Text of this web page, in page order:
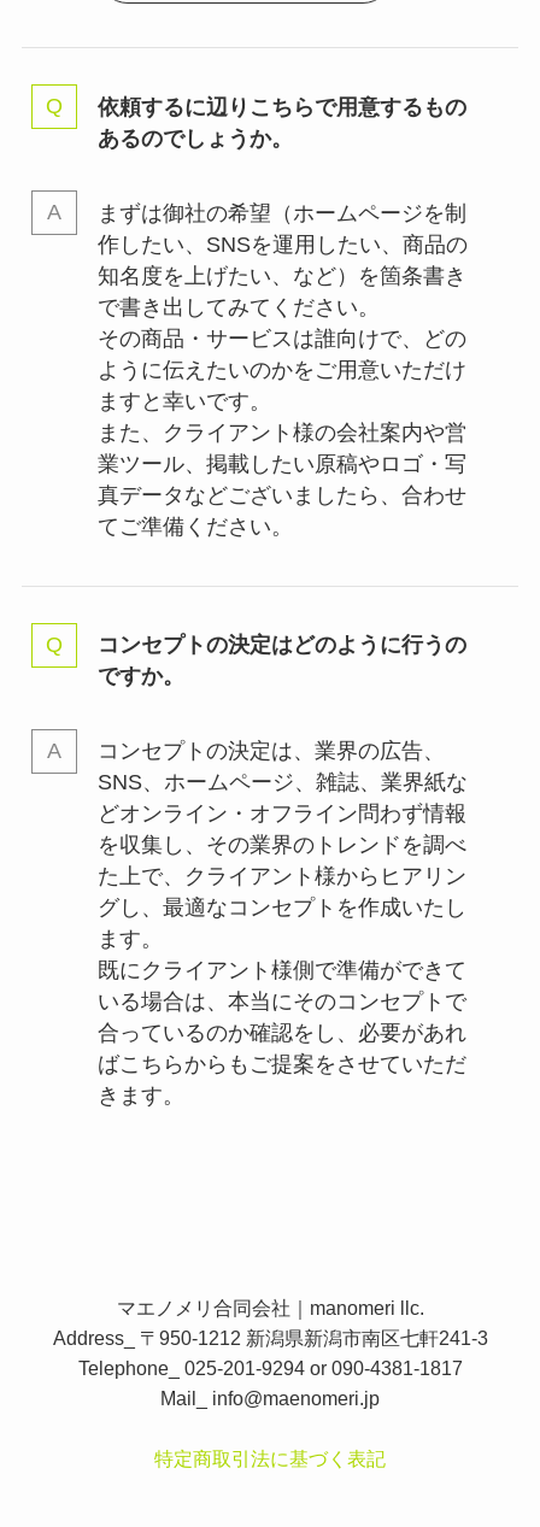
依頼するに辺りこちらで用意するもの
あるのでしょうか。
まずは御社の希望（ホームページを制
作したい、SNSを運用したい、商品の
知名度を上げたい、など）を箇条書き
で書き出してみてください。
その商品・サービスは誰向けで、どの
ように伝えたいのかをご用意いただけ
ますと幸いです。
また、クライアント様の会社案内や営
業ツール、掲載したい原稿やロゴ・写
真データなどございましたら、合わせ
てご準備ください。
コンセプトの決定はどのように行うの
ですか。
コンセプトの決定は、業界の広告、
SNS、ホームページ、雑誌、業界紙な
どオンライン・オフライン問わず情報
を収集し、その業界のトレンドを調べ
た上で、クライアント様からヒアリン
グし、最適なコンセプトを作成いたし
ます。
既にクライアント様側で準備ができて
いる場合は、本当にそのコンセプトで
合っているのか確認をし、必要があれ
ばこちらからもご提案をさせていただ
きます。
マエノメリ合同会社｜manomeri llc.
Address_ 〒950-1212 新潟県新潟市南区七軒241-3
Telephone_ 025-201-9294 or 090-4381-1817
Mail_ info@maenomeri.jp
特定商取引法に基づく表記